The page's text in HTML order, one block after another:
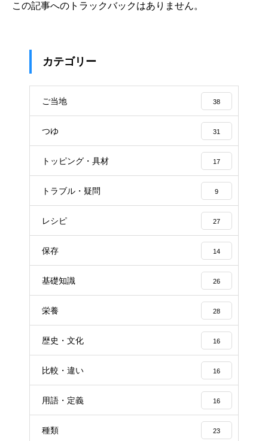
この記事へのトラックバックはありません。
カテゴリー
ご当地 38
つゆ 31
トッピング・具材 17
トラブル・疑問 9
レシピ 27
保存 14
基礎知識 26
栄養 28
歴史・文化 16
比較・違い 16
用語・定義 16
種類 23